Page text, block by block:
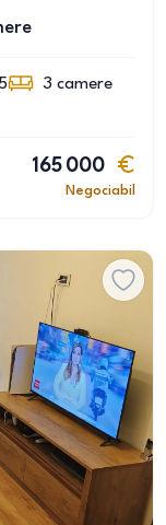
3 camere
165 000
Negociabil